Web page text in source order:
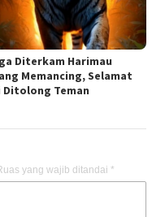
Diterkam Harimau
Memancing, Selamat
Ditolong Teman
yang wajib ditandai *